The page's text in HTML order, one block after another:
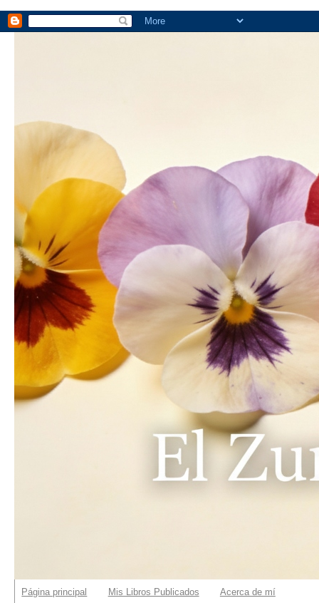
Página principal Mis Libros Publicados Acerca de mí